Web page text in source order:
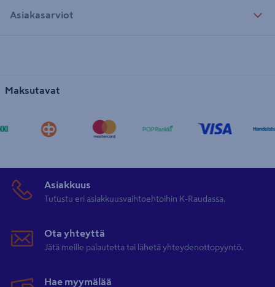
Asiakasarviot
Maksutavat
Asiakkuus
Tutustu eri asiakkuusvaihtoehtoihin K-Raudassa.
Ota yhteyttä
Jätä meille palautetta tai lähetä yhteydenottopyyntö.
Hae myymälää